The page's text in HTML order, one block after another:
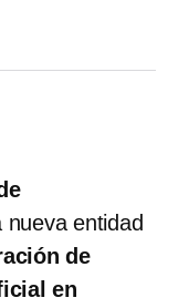
nueva entidad
de
en